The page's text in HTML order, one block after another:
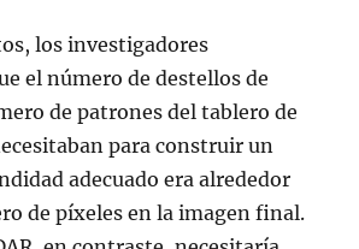
los investigadores
el número de destellos de
de patrones del tablero de
para construir un
adecuado era alrededor
de píxeles en la imagen final.